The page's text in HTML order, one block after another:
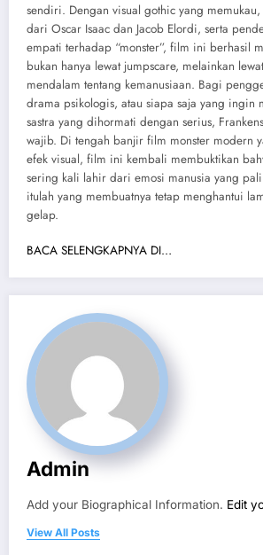
sendiri. Dengan visual gothic yang
dari Oscar Isaac dan Jacob Elordi, serta
empati terhadap “monster”, film ini berhasil
bukan hanya lewat jumpscare, melainkan
mendalam tentang kemanusiaan. Bagi
drama psikologis, atau siapa saja yang ingin
sastra yang dihormati dengan serius,
wajib. Di tengah banjir film monster modern
efek visual, film ini kembali membuktikan
sering kali lahir dari emosi manusia yang
itulah yang membuatnya tetap menghantui
gelap.
BACA SELENGKAPNYA DI…
Admin
Add your Biographical Information. Edit
View All Posts